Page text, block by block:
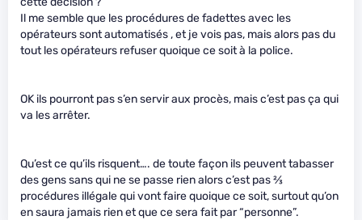
Il me semble que les procédures de fadettes avec les
opérateurs sont automatisés , et je vois pas, mais alors pas du
tout les opérateurs refuser quoique ce soit à la police.
OK ils pourront pas s’en servir aux procès, mais c’est pas ça qui
va les arrêter.
Qu’est ce qu’ils risquent…. de toute façon ils peuvent tabasser
des gens sans qui ne se passe rien alors c’est pas2⁄3
procédures illégale qui vont faire quoique ce soit, surtout qu’on
en saura jamais rien et que ce sera fait par “personne”.